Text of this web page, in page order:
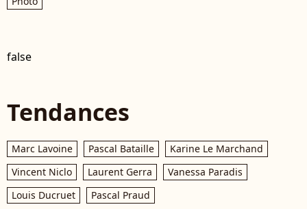
false
Tendances
Marc Lavoine Pascal Bataille
Karine Le Marchand
Vincent Niclo
Laurent Gerra
Vanessa Paradis
Louis Ducruet
Pascal Praud